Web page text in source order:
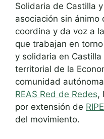
Solidaria de Castilla
asociación sin ánimo
coordina y da voz a
que trabajan en
y solidaria en
territorial de la
comunidad
REAS Red de Redes,
por extensión de
del movimiento.